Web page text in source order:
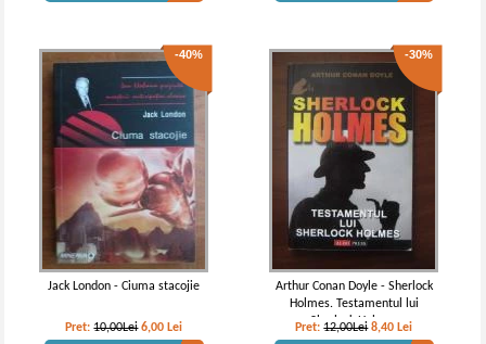
-40%
Jack London - Ciuma stacojie
Pret:10,00Lei 6,00 Lei
-30%
Arthur Conan Doyle - Sherlock
Holmes. Testamentul lui
Sherlock Holmes
Pret:12,00Lei 8,40 Lei